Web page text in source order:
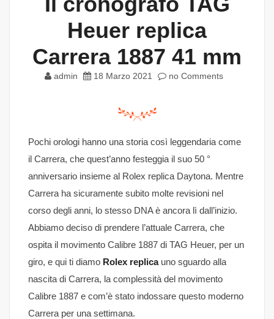
Heuer replica
Carrera 1887 41 mm
admin 18 Marzo 2021 no Comments
Pochi orologi hanno una storia così leggendaria come
il Carrera, che quest’anno festeggia il suo 50 °
anniversario insieme al Rolex replica Daytona. Mentre
Carrera ha sicuramente subito molte revisioni nel
corso degli anni, lo stesso DNA è ancora lì dall’inizio.
Abbiamo deciso di prendere l’attuale Carrera, che
ospita il movimento Calibre 1887 di TAG Heuer, per un
giro, e qui ti diamo Rolex replicauno sguardo alla
nascita di Carrera, la complessità del movimento
Calibre 1887 e com’è stato indossare questo moderno
Carrera per una settimana.